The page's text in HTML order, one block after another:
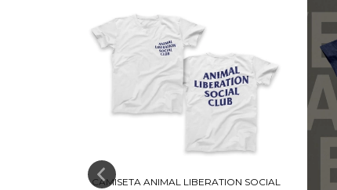
CAMISETA ANIMAL LIBERATION SOCIAL